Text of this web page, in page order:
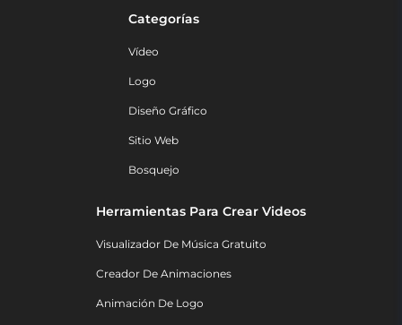
Categorías
Vídeo
Logo
Diseño Gráfico
Sitio Web
Bosquejo
Herramientas Para Crear Videos
Visualizador De Música Gratuito
Creador De Animaciones
Animación De Logo